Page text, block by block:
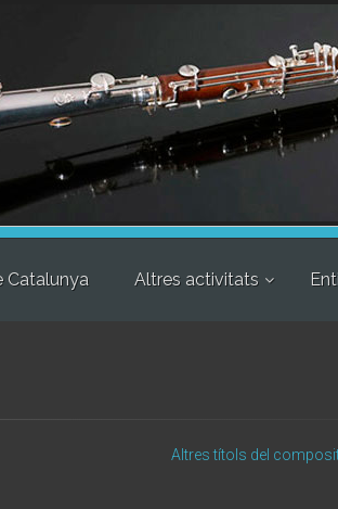
Catalunya Altres activitats
Altres títols del